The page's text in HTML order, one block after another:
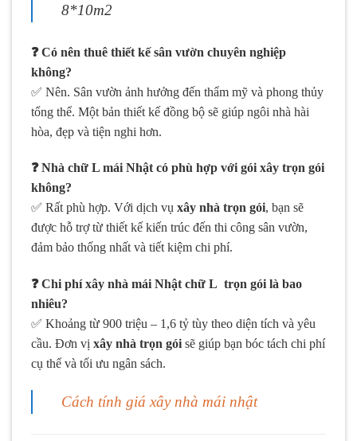
8*10m2
❓ Có nên thuê thiết kế sân vườn chuyên nghiệp
không?
✅ Nên. Sân vườn ảnh hưởng đến thẩm mỹ và phong thủy
tổng thể. Một bản thiết kế đồng bộ sẽ giúp ngôi nhà hài
hòa, đẹp và tiện nghi hơn.
❓ Nhà chữ L mái Nhật có phù hợp với gói xây trọn gói
không?
✅ Rất phù hợp. Với dịch vụ xây nhà trọn gói, bạn sẽ
được hỗ trợ từ thiết kế kiến trúc đến thi công sân vườn,
đảm bảo thống nhất và tiết kiệm chi phí.
❓ Chi phí xây nhà mái Nhật chữ L trọn gói là bao
nhiêu?
✅ Khoảng từ 900 triệu – 1,6 tỷ tùy theo diện tích và yêu
cầu. Đơn vị xây nhà trọn gói sẽ giúp bạn bóc tách chi phí
cụ thể và tối ưu ngân sách.
Cách tính giá xây nhà mái nhật